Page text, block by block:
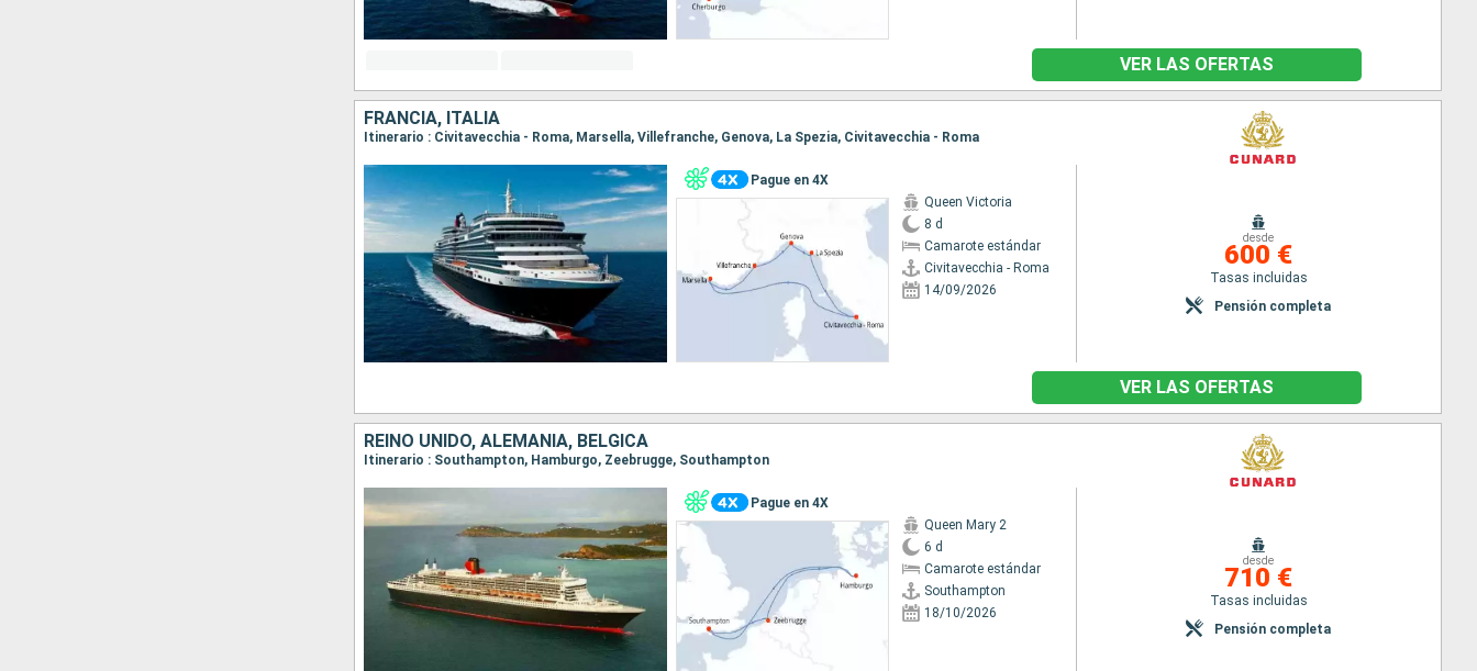
VER LAS OFERTAS
FRANCIA, ITALIA
Itinerario : Civitavecchia - Roma, Marsella, Villefranche, Genova, La Spezia, Civitavecchia - Roma
Pague en 4X
Queen Victoria
8 d
Camarote estándar
Civitavecchia - Roma
14/09/2026
desde
600 €
Tasas incluidas
Pensión completa
VER LAS OFERTAS
REINO UNIDO, ALEMANIA, BÉLGICA
Itinerario : Southampton, Hamburgo, Zeebrugge, Southampton
Pague en 4X
Queen Mary 2
6 d
Camarote estándar
Southampton
18/10/2026
desde
710 €
Tasas incluidas
Pensión completa